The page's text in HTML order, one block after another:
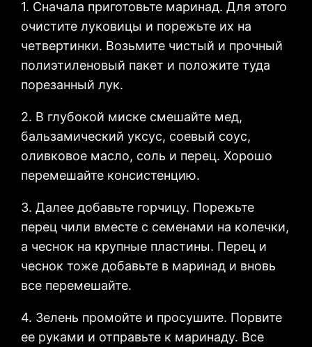
1. Сначала приготовьте маринад. Для этого
очистите луковицы и порежьте их на
четвертинки. Возьмите чистый и прочный
полиэтиленовый пакет и положите туда
порезанный лук.
2. В глубокой миске смешайте мед,
бальзамический уксус, соевый соус,
оливковое масло, соль и перец. Хорошо
перемешайте консистенцию.
3. Далее добавьте горчицу. Порежьте
перец чили вместе с семенами на колечки,
а чеснок на крупные пластины. Перец и
чеснок тоже добавьте в маринад и вновь
все перемешайте.
4. Зелень промойте и просушите. Порвите
ее руками и отправьте к маринаду. Все